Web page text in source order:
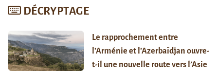
DÉCRYPTAGE
Le rapprochement entre
l’Arménie et l’Azerbaïdjan ouvre-
t-il une nouvelle route vers l’Asie